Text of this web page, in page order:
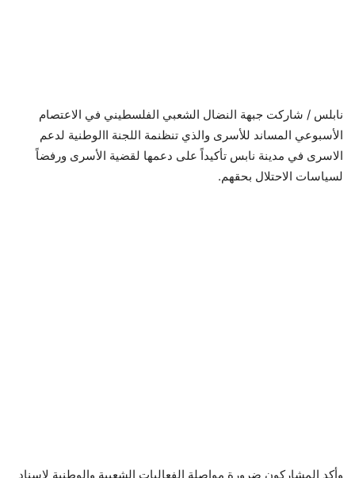
نابلس / شاركت جبهة النضال الشعبي الفلسطيني في الاعتصام
الأسبوعي المساند للأسرى والذي تنظنمة اللجنة االوطنية لدعم
الاسرى في مدينة نابس تأكيداً على دعمها لقضية الأسرى ورفضاً
لسياسات الاحتلال بحقهم.
وأكد المشاركون ضرورة مواصلة الفعاليات الشعبية والوطنية لإسناد